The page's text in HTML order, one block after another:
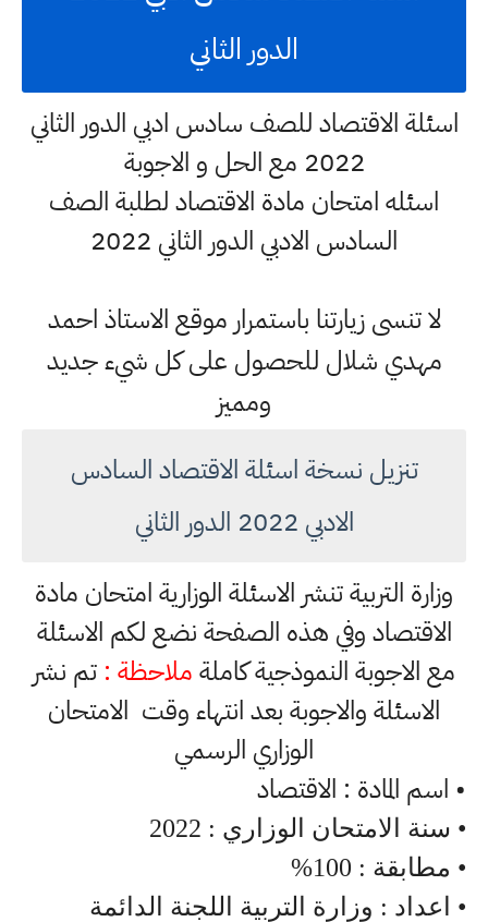
الدور الثاني
اسئلة الاقتصاد للصف سادس ادبي الدور الثاني
2022 مع الحل و الاجوبة
اسئله امتحان مادة الاقتصاد لطلبة الصف
السادس الادبي الدور الثاني 2022
لا تنسى زيارتنا باستمرار موقع الاستاذ احمد
مهدي شلال للحصول على كل شيء جديد
ومميز
تنزيل نسخة اسئلة الاقتصاد السادس
الادبي 2022 الدور الثاني
وزارة التربية تنشر الاسئلة الوزارية امتحان مادة
الاقتصاد وفي هذه الصفحة نضع لكم الاسئلة
مع الاجوبة النموذجية كاملةملاحظة : تم نشر
الاسئلة والاجوبة بعد انتهاء وقت الامتحان
الوزاري الرسمي
• اسم المادة : الاقتصاد
• سنة الامتحان الوزاري : 2022
• مطابقة : 100%
• اعداد : وزارة التربية اللجنة الدائمة